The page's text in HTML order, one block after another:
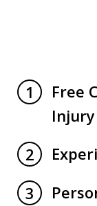
1
Free
Injury
2
3